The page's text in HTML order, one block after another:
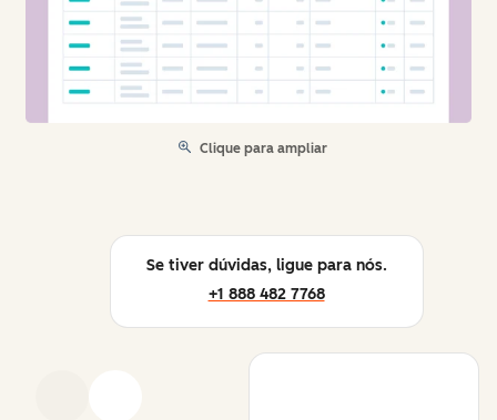
Clique para ampliar
Se tiver dúvidas, ligue para nós.
+1 888 482 7768